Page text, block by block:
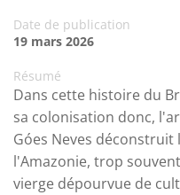
Date de publication
19 mars 2026
Résumé
Dans cette histoire du
sa colonisation donc,
Góes Neves
l'Amazonie, trop
vierge dépourvue de